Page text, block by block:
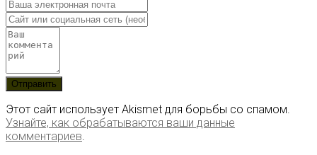
Этот сайт использует Akismet для борьбы со спамом.
Узнайте, как обрабатываются ваши данные
комментариев.